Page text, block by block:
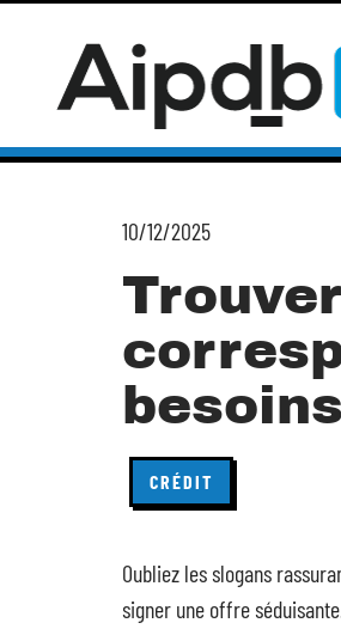
10/12/2025
besoins
CRÉDIT
Oubliez les slogans
signer une offre